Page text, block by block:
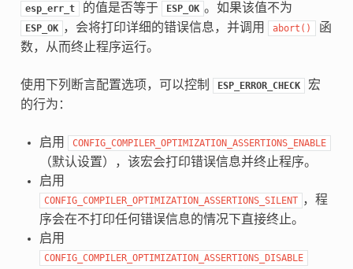
esp_err_t 的值是否等于 ESP_OK 。如果该值不为
ESP_OK ，会将打印详细的错误信息，并调用 abort()
函
数，从而终止程序运行。
使用下列断言配置选项，可以控制 ESP_ERROR_CHECK
宏
的行为：
启用 CONFIG_COMPILER_OPTIMIZATION_ASSERTIONS_ENABLE
（默认设置），该宏会打印错误信息并终止程序。
启用
CONFIG_COMPILER_OPTIMIZATION_ASSERTIONS_SILENT ，程
序会在不打印任何错误信息的情况下直接终止。
启用
CONFIG_COMPILER_OPTIMIZATION_ASSERTIONS_DISABLE